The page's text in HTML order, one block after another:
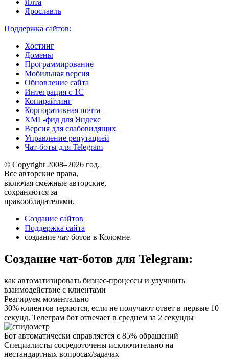
Ялта
Ярославль
Поддержка сайтов:
Хостинг
Домены
Программирование
Мобильная версия
Обновление сайта
Интеграция с 1С
Копирайтинг
Корпоративная почта
XML-фид для Яндекс
Версия для слабовидящих
Управление репутацией
Чат-боты для Telegram
© Copyright 2008–2026 год.
Все авторские права,
включая смежные авторские,
сохраняются за
правообладателями.
Создание сайтов
Поддержка сайта
создание чат ботов в Коломне
Создание чат-ботов для Telegram:
как автоматизировать бизнес-процессы и улучшить
взаимодействие с клиентами
Реагируем моментально
30% клиентов теряются, если не получают ответ в первые 10
секунд. Телеграм бот отвечает в среднем за 2 секунды
Бот автоматически справляется с 85% обращений
Специалисты сосредоточены исключительно на
нестандартных вопросах/задачах